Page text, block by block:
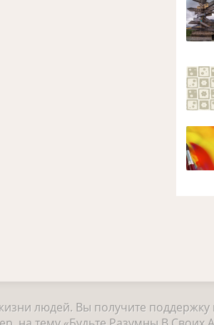
людей. Вы получите